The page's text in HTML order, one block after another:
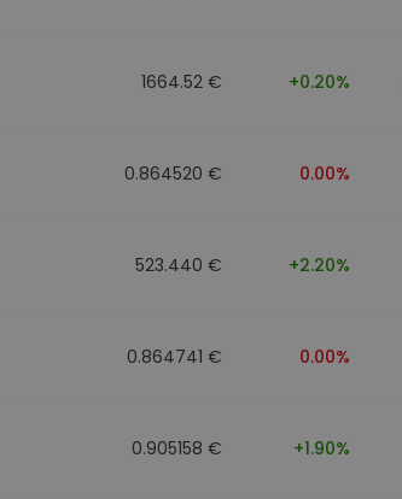
1664.52 € +0.20%
0.864520 € 0.00%
523.440 € +2.20%
0.864741 € 0.00%
0.905158 € +1.90%